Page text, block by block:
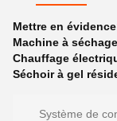
Mettre en
Machine à
Chauffage
Séchoir à gel
Système de